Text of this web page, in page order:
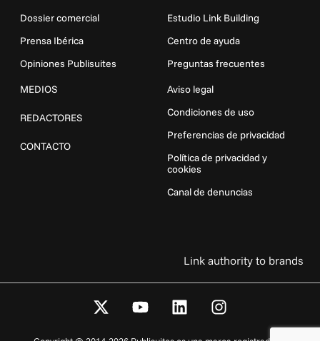
Dossier comercial
Prensa Ibérica
Opiniones Publisuites
Estudio Link Building
Centro de ayuda
Preguntas frecuentes
MEDIOS
REDACTORES
CONTACTO
Aviso legal
Condiciones de uso
Preferencias de privacidad
Política de privacidad y
cookies
Canal de denuncias
Link authority to brands
X
-
Y
o
L
i
I
n